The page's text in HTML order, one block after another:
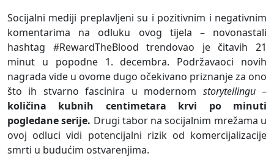
Socijalni mediji preplavljeni su i pozitivnim i negativnim
komentarima na odluku ovog tijela – novonastali
hashtag #RewardTheBlood trendovao je čitavih 21
minut u popodne 1. decembra. Podržavaoci novih
nagrada vide u ovome dugo očekivano priznanje za ono
što ih stvarno fascinira u modernom storytellingu–
količina kubnih centimetara krvi po minuti
pogledane serije. Drugi tabor na socijalnim mrežama u
ovoj odluci vidi potencijalni rizik od komercijalizacije
smrti u budućim ostvarenjima.